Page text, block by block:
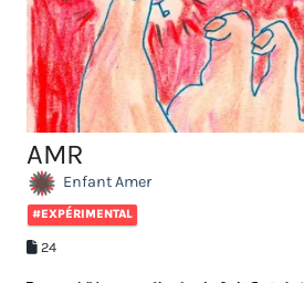
AMR
Enfant Amer
#EXPÉRIMENTAL
24